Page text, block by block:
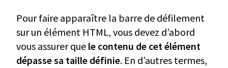
Pour faire apparaître la barre de défilement
sur un élément HTML, vous devez d’abord
vous assurer que le contenu de cet élément
dépasse sa taille définie. En d’autres termes,